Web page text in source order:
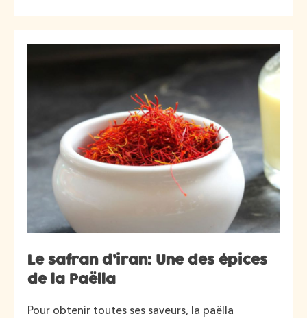
Le safran d’iran: Une des épices
de la Paëlla
Pour obtenir toutes ses saveurs, la paëlla